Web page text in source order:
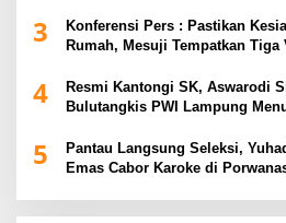
3
Konferensi Pers : Pastikan
Rumah, Mesuji Tempatkan Tiga
4
Resmi Kantongi SK, Aswarodi
Bulutangkis PWI Lampung
5
Pantau Langsung Seleksi,
Emas Cabor Karoke di